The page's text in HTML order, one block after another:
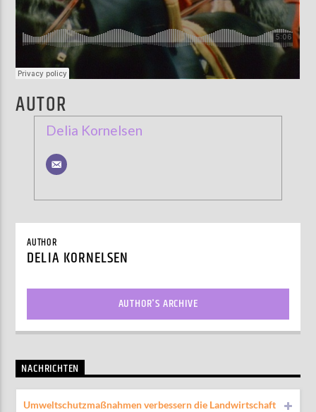
AUTOR
Delia Kornelsen
AUTHOR
DELIA KORNELSEN
AUTHOR'S ARCHIVE
NACHRICHTEN
Umweltschutzmaßnahmen verbessern die Landwirtschaft